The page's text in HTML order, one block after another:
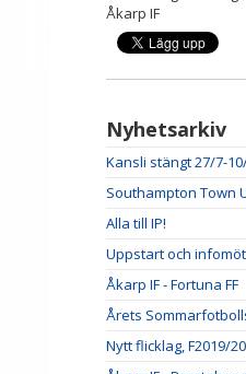
Åkarp IF
Nyhetsarkiv
Kansli stängt 27/7-
Southampton Town
Alla till IP!
Uppstart och
Åkarp IF - Fortuna FF
Årets
Nytt flicklag, F2019/20